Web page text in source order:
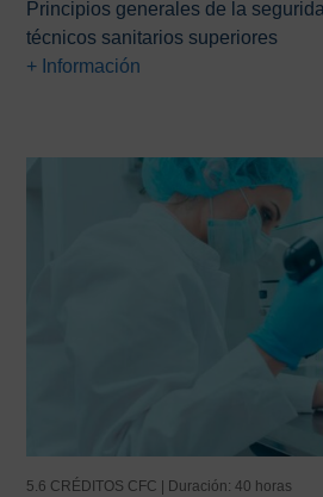
original
era:
66,00€.
actual
es:
25,00€.
Principios generales de la
técnicos sanitarios superiores
+ Información
5.6 CRÉDITOS CFC | Duración: 40 horas